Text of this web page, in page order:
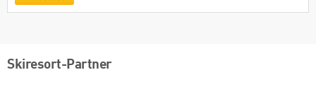
Skiresort-Partner